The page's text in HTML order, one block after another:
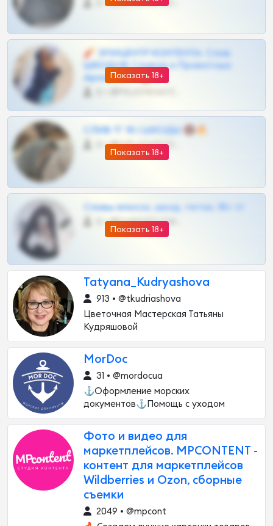
0 •
Показать 18+
🧨 ЭПИЦЕНТР КОНТЕНТА: Слив
ШКОДОВ Сливов и Приватных
Архивов ТГ 🔞💎
Показать 18+
СЛИВ ТГ 18 | ШКОДЫ 🔞🔥
0 •
Показать 18+
Сливы вписок, шкод, теток, 18+ тг
0 •
Tatyana_Kudryashova
913 • @tkudriashova
Цветочная Мастерская Татьяны
Кудряшовой
MorDoc
31 • @mordocua
⚓️Оформление морских
документов⚓️Помощь с уходом
Фото и видео для
маркетплейсов. MPCONTENT -
контент для маркетплейсов
Wildberries и Ozon, сборные
съемки
2049 • @mpcont